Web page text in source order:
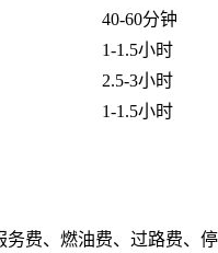
40-60分钟
1-1.5小时
2.5-3小时
1-1.5小时
费、燃油费、过路费、